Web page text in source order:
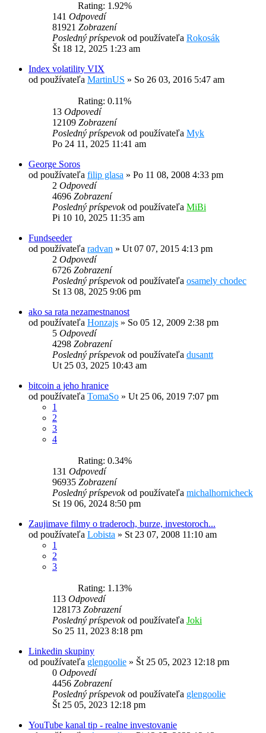
Rating: 1.92%
141 Odpovedí
81921 Zobrazení
Posledný príspevokod používateľa Rokosák
Št 18 12, 2025 1:23 am
Index volatility VIX
od používateľa MartinUS » So 26 03, 2016 5:47 am
Rating: 0.11%
13 Odpovedí
12109 Zobrazení
Posledný príspevokod používateľa Myk
Po 24 11, 2025 11:41 am
George Soros
od používateľa filip glasa » Po 11 08, 2008 4:33 pm
2 Odpovedí
4696 Zobrazení
Posledný príspevokod používateľa MiBi
Pi 10 10, 2025 11:35 am
Fundseeder
od používateľa radvan » Ut 07 07, 2015 4:13 pm
2 Odpovedí
6726 Zobrazení
Posledný príspevokod používateľa osamely chodec
St 13 08, 2025 9:06 pm
ako sa rata nezamestnanost
od používateľa Honzajs » So 05 12, 2009 2:38 pm
5 Odpovedí
4298 Zobrazení
Posledný príspevokod používateľa dusantt
Ut 25 03, 2025 10:43 am
bitcoin a jeho hranice
od používateľa TomaSo » Ut 25 06, 2019 7:07 pm
1
2
3
4
Rating: 0.34%
131 Odpovedí
96935 Zobrazení
Posledný príspevokod používateľa michalhornicheck
St 19 06, 2024 8:50 pm
Zaujimave filmy o traderoch, burze, investoroch...
od používateľa Lobista » St 23 07, 2008 11:10 am
1
2
3
Rating: 1.13%
113 Odpovedí
128173 Zobrazení
Posledný príspevokod používateľa Joki
So 25 11, 2023 8:18 pm
Linkedin skupiny
od používateľa glengoolie » Št 25 05, 2023 12:18 pm
0 Odpovedí
4456 Zobrazení
Posledný príspevokod používateľa glengoolie
Št 25 05, 2023 12:18 pm
YouTube kanal tip - realne investovanie